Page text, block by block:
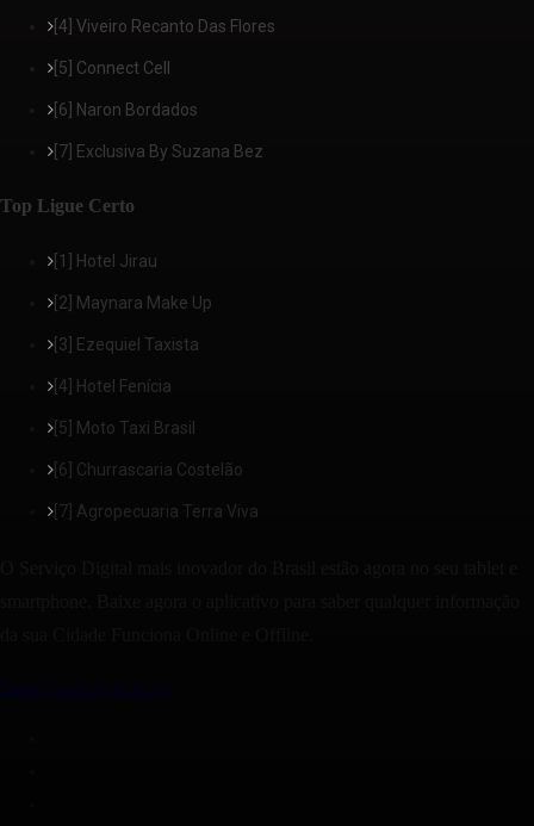
[4] Viveiro Recanto Das Flores
[5] Connect Cell
[6] Naron Bordados
[7] Exclusiva By Suzana Bez
Top Ligue Certo
[1] Hotel Jirau
[2] Maynara Make Up
[3] Ezequiel Taxista
[4] Hotel Fenícia
[5] Moto Taxi Brasil
[6] Churrascaria Costelão
[7] Agropecuaria Terra Viva